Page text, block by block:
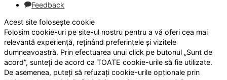
Feedback
Acest site folosește cookie
Folosim cookie-uri pe site-ul nostru pentru a vă oferi cea mai
relevantă experiență, reținând preferințele și vizitele
dumneavoastră. Prin efectuarea unui click pe butonul „Sunt de
acord”, sunteți de acord ca TOATE cookie-urile să fie utilizate.
De asemenea, puteți să refuzați cookie-urile opționale prin